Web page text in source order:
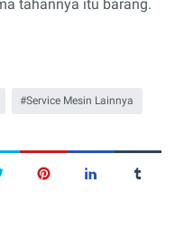
tahannya itu barang.
Service Mesin Lainnya